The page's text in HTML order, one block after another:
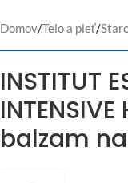
Domov/Telo a pleť/
INSTITUT
balzam